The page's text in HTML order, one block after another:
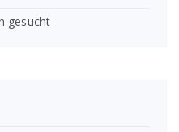
gesucht